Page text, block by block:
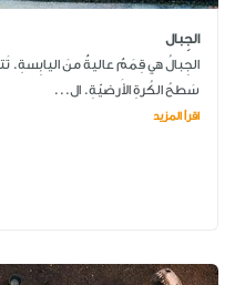
الجِبال
الجِبالُ هي قِمَمٌ عاليةٌ منَ اليابِسةِ.
سَطحُ الكُرةِ الأَرضيّةِ. ال...
اقرأ المزيد